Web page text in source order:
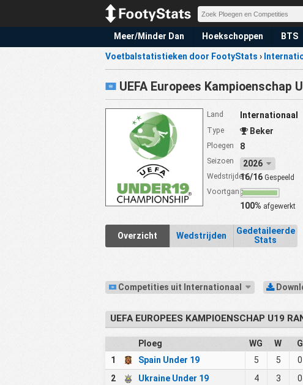
Meer/Minder Dan Hoekschoppen BTS
Voetbalstatistieken door FootyStats ›
UEFA Europees Kampioenschap
Land Internationaal
Type Beker
Ploegen 8
Seizoen 2026
Wedstrijden16/16Gespeeld
Voortgang
100% afgewerkt
Overzicht Wedstrijden
Gedetaileerde
Stats
Competities uit Internationaal
UEFA EUROPEES KAMPIOENSCHAP U19
Ploeg WG W G
1
Spain Under 19 5 5 0
2
Ukraine Under 19 4 3 0